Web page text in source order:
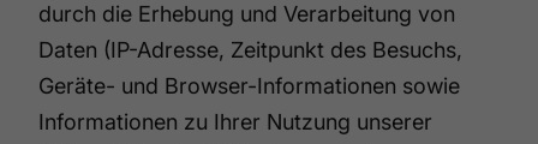
durch die Erhebung und Verarbeitung von
Daten (IP-Adresse, Zeitpunkt des Besuchs,
Geräte- und Browser-Informationen sowie
Informationen zu Ihrer Nutzung unserer